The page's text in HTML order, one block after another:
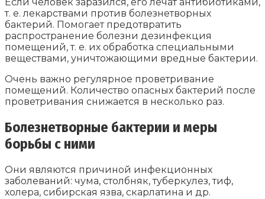
Если человек заразился, его лечат антибиотиками,
т. е. лекарствами против болезнетворных
бактерий. Помогает предотвратить
распространение болезни дезинфекция
помещений, т. е. их обработка специальными
веществами, уничтожающими вредные бактерии.
Очень важно регулярное проветривание
помещений. Количество опасных бактерий после
проветривания снижается в несколько раз.
Болезнетворные бактерии и меры
борьбы с ними
Они являются причиной инфекционных
заболеваний: чума, столбняк, туберкулез, тиф,
холера, сибирская язва, скарлатина и др.